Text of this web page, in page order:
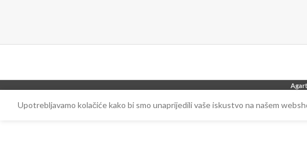
Upotrebljavamo kolačiće kako bi smo unaprijedili vaše iskustvo na našem